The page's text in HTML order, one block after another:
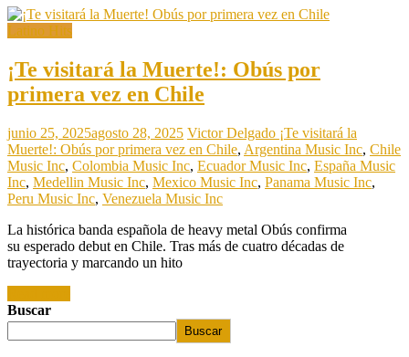
Latino Hits
¡Te visitará la Muerte!: Obús por
primera vez en Chile
junio 25, 2025agosto 28, 2025 Victor Delgado ¡Te visitará la
Muerte!: Obús por primera vez en Chile, Argentina Music Inc, Chile
Music Inc, Colombia Music Inc, Ecuador Music Inc, España Music
Inc, Medellin Music Inc, Mexico Music Inc, Panama Music Inc,
Peru Music Inc, Venezuela Music Inc
La histórica banda española de heavy metal Obús confirma
su esperado debut en Chile. Tras más de cuatro décadas de
trayectoria y marcando un hito
Buscar
Buscar